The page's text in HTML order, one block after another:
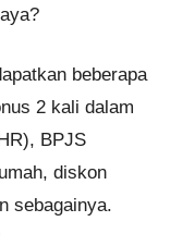
beberapa
2 kali dalam
BPJS
diskon
sebagainya.